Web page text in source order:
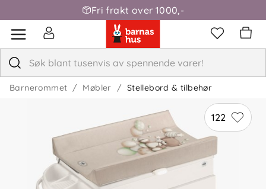
Fri frakt over 1000,-
Barnerommet Møbler Stellebord & tilbehør
122